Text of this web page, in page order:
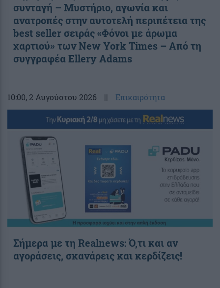
συνταγή – Μυστήριο, αγωνία και
ανατροπές στην αυτοτελή περιπέτεια της
best seller σειράς «Φόνοι με άρωμα
χαρτιού» των New York Times – Από τη
συγγραφέα Ellery Adams
10:00, 2 Αυγούστου 2026 || Επικαιρότητα
Σήμερα με τη Realnews: Ό,τι και αν
αγοράσεις, σκανάρεις και κερδίζεις!